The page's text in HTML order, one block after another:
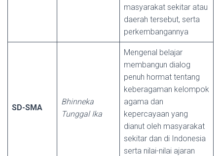
masyarakat sekitar atau
daerah tersebut, serta
perkembangannya
SD-SMA
Bhinneka
Tunggal Ika
Mengenal belajar
membangun dialog
penuh hormat tentang
keberagaman kelompok
agama dan
kepercayaan yang
dianut oleh masyarakat
sekitar dan di Indonesia
serta nilai-nilai ajaran